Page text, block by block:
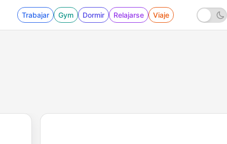
Trabajar Gym Dormir Relajarse Viaje